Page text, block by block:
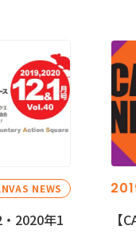
NEWS
・2020年1
【